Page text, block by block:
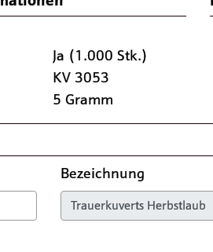
Ja (1.000 Stk.)
KV 3053
5 Gramm
Bezeichnung